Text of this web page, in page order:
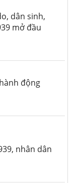
dân sinh,
mở đầu
động
nhân dân